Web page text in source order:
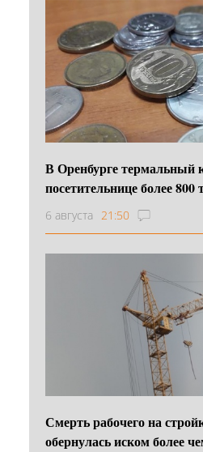
В Оренбурге термальный
посетительнице более 800
6 августа 21:50
Смерть рабочего на
обернулась иском более